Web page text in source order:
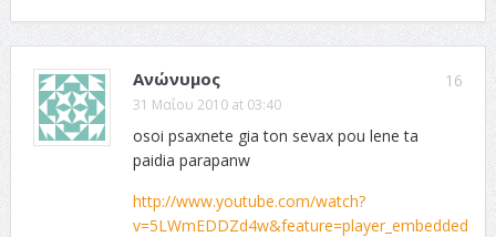
16
Ανώνυμος
31 Μαΐου 2010 at 03:40
osoi psaxnete gia ton sevax pou lene ta
paidia parapanw
http://www.youtube.com/watch?
v=5LWmEDDZd4w&feature=player_embedded